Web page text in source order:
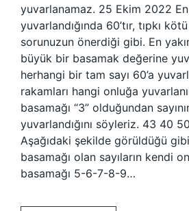
yuvarlanamaz. 25 Ekim 2022 En
yuvarlandığında 60’tır, tıpkı
sorunuzun önerdiği gibi. En
büyük bir basamak değerine
herhangi bir tam sayı 60’a
rakamları hangi onluğa
basamağı “3” olduğundan
yuvarlandığını söyleriz. 43 40
Aşağıdaki şekilde görüldüğü
basamağı olan sayıların kendi
basamağı 5-6-7-8-9…